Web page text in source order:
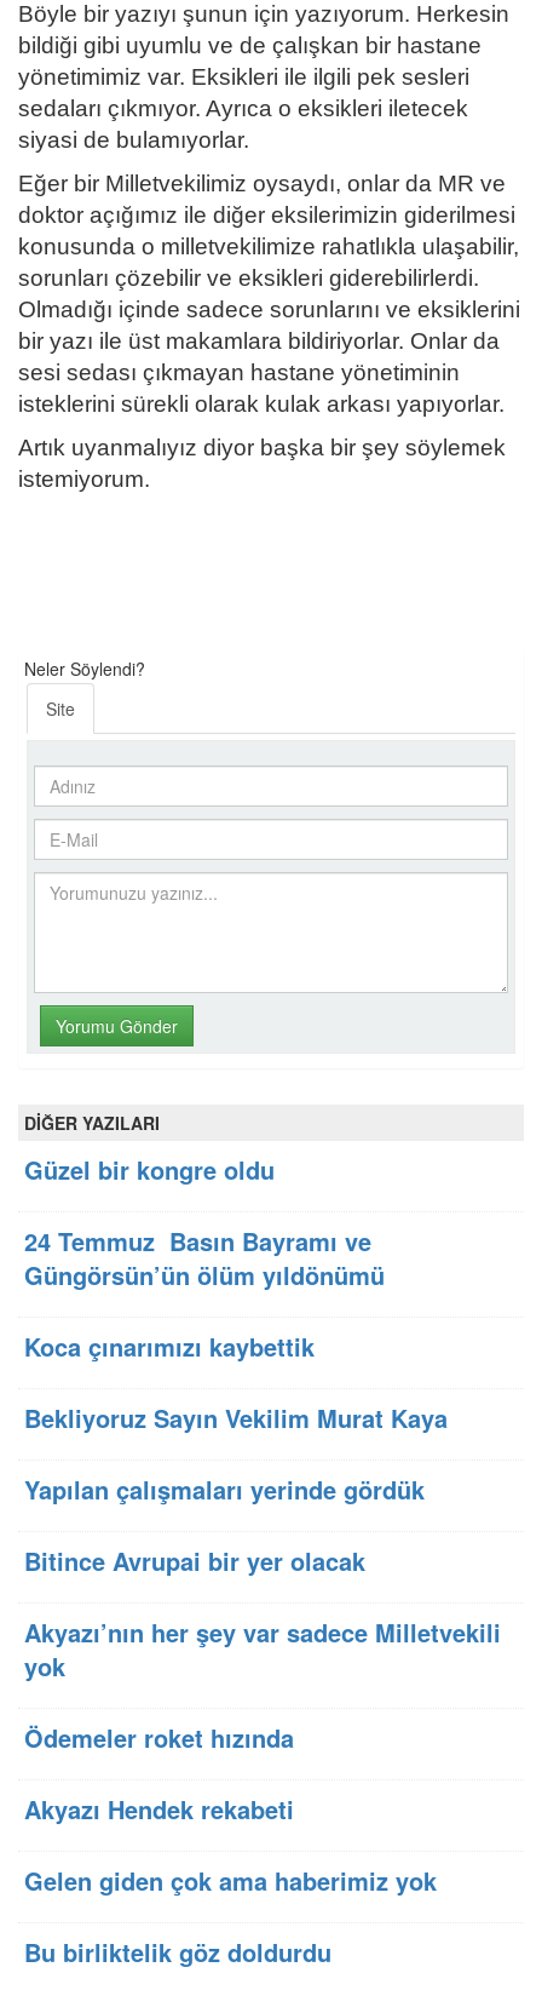
Böyle bir yazıyı şunun için yazıyorum. Herkesin
bildiği gibi uyumlu ve de çalışkan bir hastane
yönetimimiz var. Eksikleri ile ilgili pek sesleri
sedaları çıkmıyor. Ayrıca o eksikleri iletecek
siyasi de bulamıyorlar.
Eğer bir Milletvekilimiz oysaydı, onlar da MR ve
doktor açığımız ile diğer eksilerimizin giderilmesi
konusunda o milletvekilimize rahatlıkla ulaşabilir,
sorunları çözebilir ve eksikleri giderebilirlerdi.
Olmadığı içinde sadece sorunlarını ve eksiklerini
bir yazı ile üst makamlara bildiriyorlar. Onlar da
sesi sedası çıkmayan hastane yönetiminin
isteklerini sürekli olarak kulak arkası yapıyorlar.
Artık uyanmalıyız diyor başka bir şey söylemek
istemiyorum.
Neler Söylendi?
Site
DİĞER YAZILARI
Güzel bir kongre oldu
24 Temmuz Basın Bayramı ve
Güngörsün’ün ölüm yıldönümü
Koca çınarımızı kaybettik
Bekliyoruz Sayın Vekilim Murat Kaya
Yapılan çalışmaları yerinde gördük
Bitince Avrupai bir yer olacak
Akyazı’nın her şey var sadece Milletvekili
yok
Ödemeler roket hızında
Akyazı Hendek rekabeti
Gelen giden çok ama haberimiz yok
Bu birliktelik göz doldurdu